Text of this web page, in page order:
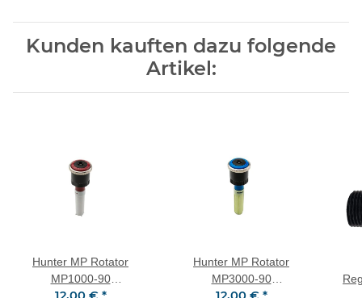
Kunden kauften dazu folgende
Artikel:
Hunter MP Rotator
MP1000-90
Hunter MP Rotator
MP3000-90